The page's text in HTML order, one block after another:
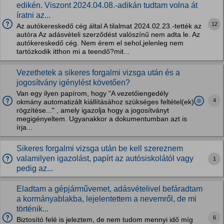
edikén. Viszont 2024.04.08.-adikán tudtam volna át
íratni az...
Az autókereskedő cég által A tilalmat 2024.02.23.-tették az
autóra Az adásvételi szerződést valószínű nem adta le. Az
autókereskedő cég. Nem érem el sehol,jelenleg nem
tartózkodik itthon mi a teendő?mit...
12
Vezethetek a sikeres forgalmi vizsga után és a
jogosítvány igénylést követően?
Van egy ilyen papírom, hogy "A vezetőiengedély
okmány automatizált kiállításához szükséges feltétel(ek)
rögzítése..." , amely igazolja hogy a jogosítványt
megigényeltem. Ugyanakkor a dokumentumban azt is
írja...
4
Sikeres forgalmi vizsga után be kell szereznem
valamilyen igazolást, papírt az autósiskolától vagy
pedig az...
1
Eladtam a gépjárművemet, adásvételivel befáradtam
a kormányablakba, lejelentettem a nevemről, de mi
történik...
Biztosító felé is jeleztem, de nem tudom mennyi idő míg
6